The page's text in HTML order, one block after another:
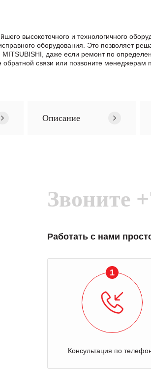
высокоточного и технологичного
оборудования. Это позволяет
MITSUBISHI, даже если ремонт по
связи или позвоните менеджерам
Описание
Звоните
Работать с нами
1
Консультация по